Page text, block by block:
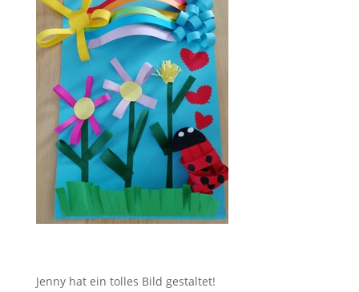
Jenny hat ein tolles Bild gestaltet!